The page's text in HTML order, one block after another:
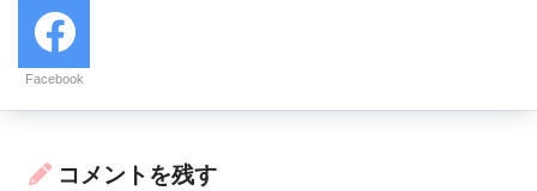
Facebook
コメントを残す